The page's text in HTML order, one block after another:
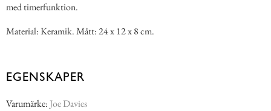
med timerfunktion.
Material: Keramik. Mått: 24 x 12 x 8 cm.
EGENSKAPER
Varumärke: Joe Davies